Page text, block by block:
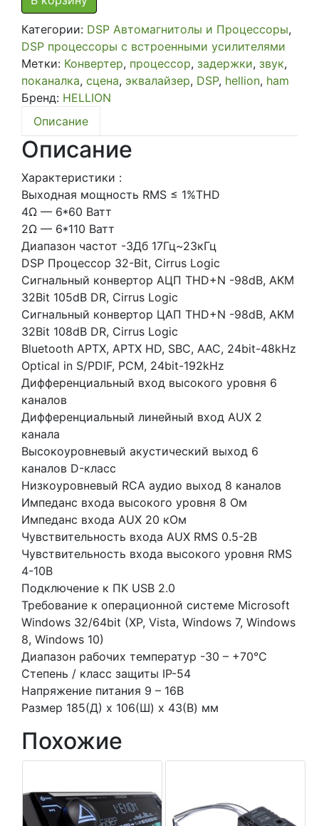
канальный
процессор
DSP
со
встроенным
усилителем
6
каналов
HAM
6.80
DSP
Категории: DSP Автомагнитолы и Процессоры,
DSP процессоры с встроенными усилителями
Метки: Конвертер, процессор, задержки, звук,
поканалка, сцена, эквалайзер, DSP, hellion, ham
Бренд: HELLION
Описание
Описание
Характеристики :
Выходная мощность RMS ≤ 1%THD
4Ω — 6*60 Ватт
2Ω — 6*110 Ватт
Диапазон частот -3Дб 17Гц~23кГц
DSP Процессор 32-Bit, Cirrus Logic
Сигнальный конвертор АЦП THD+N -98dB, AKM
32Bit 105dB DR, Cirrus Logic
Сигнальный конвертор ЦАП THD+N -98dB, AKM
32Bit 108dB DR, Cirrus Logic
Bluetooth APTX, APTX HD, SBC, AAC, 24bit-48kHz
Optical in S/PDIF, PCM, 24bit-192kHz
Дифференциальный вход высокого уровня 6
каналов
Дифференциальный линейный вход AUX 2
канала
Высокоуровневый акустический выход 6
каналов D-класс
Низкоуровневый RCA аудио выход 8 каналов
Импеданс входа высокого уровня 8 Ом
Импеданс входа AUX 20 кОм
Чувствительность входа AUX RMS 0.5-2В
Чувствительность входа высокого уровня RMS
4-10В
Подключение к ПК USB 2.0
Требование к операционной системе Microsoft
Windows 32/64bit (XP, Vista, Windows 7, Windows
8, Windows 10)
Диапазон рабочих температур -30 – +70℃
Степень / класс защиты IP-54
Напряжение питания 9 – 16В
Размер 185(Д) x 106(Ш) x 43(В) мм
Похожие